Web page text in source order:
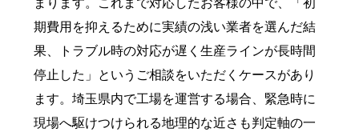
期費用を抑えるために実績の浅い業者を選んだ結
果、トラブル時の対応が遅く生産ラインが長時間
停止した」というご相談をいただくケースがあり
ます。埼玉県内で工場を運営する場合、緊急時に
現場へ駆けつけられる地理的な近さも判定軸の一